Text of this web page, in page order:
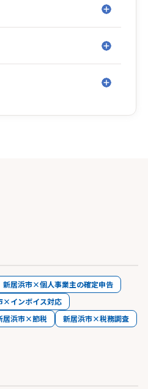
新居浜市×個人事業主の確定申告
×インボイス対応
居浜市×節税
新居浜市×税務調査